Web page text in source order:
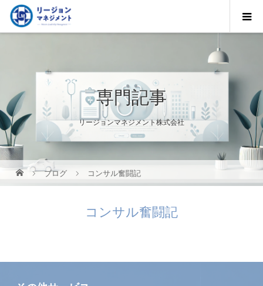
専門記事
リージョンマネジメント株式会社
ブログ コンサル奮闘記
コンサル奮闘記